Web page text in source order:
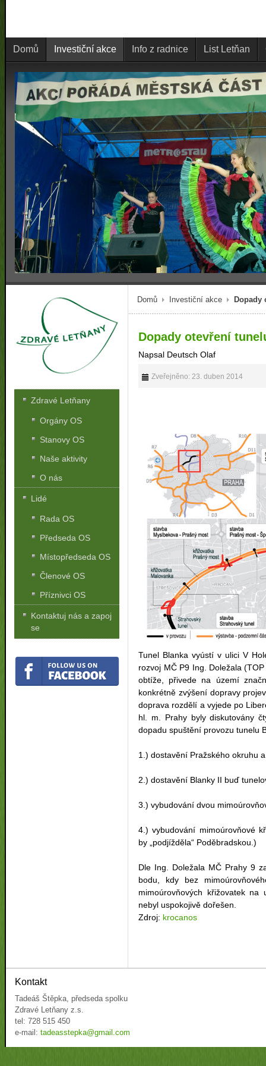
Domů Investiční akce Info z radnice List Letňan
Domů Investiční akce Dopady
Dopady otevření
Napsal Deutsch Olaf
Zveřejněno: 23. duben 2014
Tunel Blanka vyústí v ulici V
rozvoj MČ P9 Ing. Doležala
obtíže, přivede na území
konkrétně zvýšení dopravy
doprava rozdělí a vyjede po
hl. m. Prahy byly diskutovány
dopadu spuštění provozu tunelu
1.) dostavění Pražského okruhu
2.) dostavění Blanky II buď
3.) vybudování dvou
4.) vybudování mimoúrovňové
by „podjížděla“ Poděbradskou.)
Dle Ing. Doležala MČ Prahy 9
bodu, kdy bez
mimoúrovňových křižovatek
nebyl uspokojivě dořešen.
Zdroj: krocanos
Zdravé Letňany
Orgány OS
Stanovy OS
Naše aktivity
O nás
Lidé
Rada OS
Předseda OS
Místopředseda OS
Členové OS
Příznivci OS
Kontaktuj nás a zapoj
se
Kontakt
Tadeáš Štěpka, předseda spolku
Zdravé Letňany z.s.
tel: 728 515 450
e-mail: tadeasstepka@gmail.com